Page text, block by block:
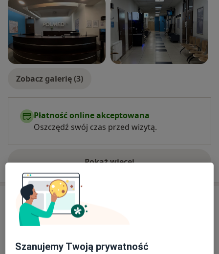
Zobacz galerię (3)
Płatność online akceptowana
Oszczędź swój czas przed wizytą.
Pokaż więcej
Usługi i ceny
Konsultacja lekarza rodzinnego
Szanujemy Twoją prywatność